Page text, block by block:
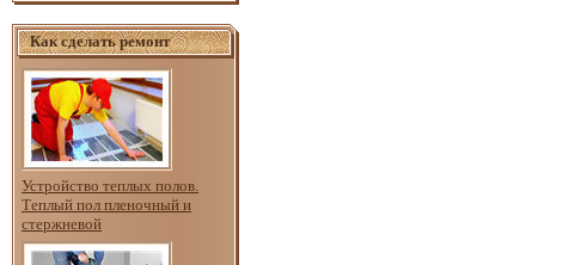
Как сделать ремонт
Устройство теплых полов.
Теплый пол пленочный и
стержневой